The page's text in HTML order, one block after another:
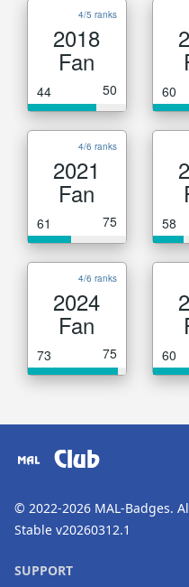
4/5 ranks
2018
Fan
44 50 60
4/6 ranks
2021
Fan
61 75 58
4/6 ranks
2024
Fan
73 75 60
Club
© 2022-2026 MAL-Badges.
Stable v20260312.1
SUPPORT